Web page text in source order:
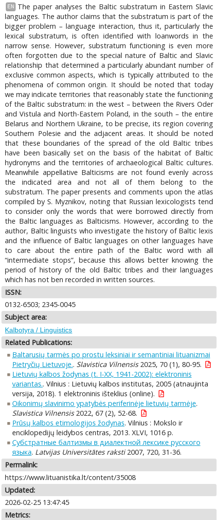
EN
The paper analyses the Baltic substratum in Eastern Slavic
languages. The author claims that the substratum is part of the
bigger problem – language interaction, thus it, particularly the
lexical substratum, is often identified with loanwords in the
narrow sense. However, substratum functioning is even more
often forgotten due to the special nature of Baltic and Slavic
relationship that determined a particularly abundant number of
exclusive common aspects, which is typically attributed to the
phenomena of common origin. It should be noted that today
we may indicate territories that reasonably state the functioning
of the Baltic substratum: in the west – between the Rivers Oder
and Vistula and North-Eastern Poland, in the south – the entire
Belarus and Northern Ukraine, to be precise, its region covering
Southern Polesie and the adjacent areas. It should be noted
that these boundaries of the spread of the old Baltic tribes
have been basically set on the basis of the habitat of Baltic
hydronyms and the territories of archaeological Baltic cultures.
Meanwhile appellative Balticisms are not found evenly across
the indicated area and not all of them belong to the
substratum. The paper presents and comments upon the atlas
compiled by S. Myznikov, noting that Russian lexicologists tend
to consider only the words that were borrowed directly from
the Baltic languages as Balticisms. However, according to the
author, Baltic linguists who investigate the history of Baltic lexis
and the influence of Baltic languages on other languages have
to care about the entire path of the Baltic word with all
“intermediate stops”, because this allows better knowing the
period of history of the old Baltic tribes and their languages
which has not ben recorded in written sources.
ISSN:
0132-6503; 2345-0045
Subject area:
Kalbotyra / Linguistics
Related Publications:
Baltarusių tarmės po prostu leksiniai ir semantiniai lituanizmai
Pietryčių Lietuvoje.. Slavistica Vilnensis2025, 70 (1), 80-95.
Lietuvių kalbos žodynas (t. I-XX, 1941-2002): elektroninis
variantas.. Vilnius : Lietuvių kalbos institutas, 2005 (atnaujinta
versija, 2018). 1 elektroninis išteklius (online).
Oikonimų slavinimo ypatybės periferinėje lietuvių tarmėje.
Slavistica Vilnensis2022, 67 (2), 52-68.
Prūsų kalbos etimologijos žodynas. Vilnius : Mokslo ir
enciklopedijų leidybos centras, 2013. XLVI, 1016 p.
Субстратные балтизмы в диалектной лексике русского
языка. Latvijas Universitātes raksti2007, 720, 31-36.
Permalink:
https://www.lituanistika.lt/content/35008
Updated:
2026-02-25 13:47:45
Metrics: